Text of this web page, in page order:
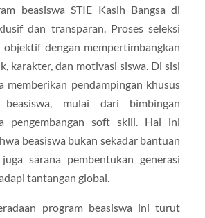
beasiswa STIE Kasih Bangsa di
dan transparan. Proses seleksi
objektif dengan mempertimbangkan
karakter, dan motivasi siswa. Di sisi
memberikan pendampingan khusus
mulai dari bimbingan
pengembangan soft skill. Hal ini
beasiswa bukan sekadar bantuan
sarana pembentukan generasi
tantangan global.
program beasiswa ini turut